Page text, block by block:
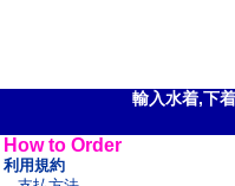
輸入水着,下
How to Order
利用規約